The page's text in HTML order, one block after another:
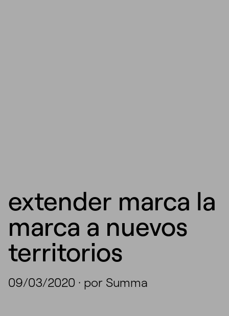
extender marca la
marca a nuevos
territorios
09/03/2020 · por Summa